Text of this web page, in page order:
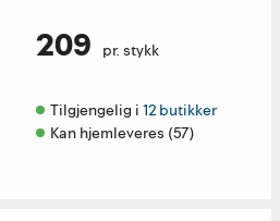
209 pr. stykk
Tilgjengelig i 12 butikker
Kan hjemleveres (57)